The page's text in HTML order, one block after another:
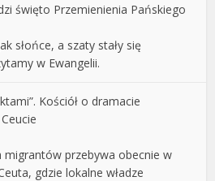
święto Przemienienia Pańskiego
słońce, a szaty stały się
w Ewangelii.
Kościół o dramacie
migrantów przebywa obecnie w
gdzie lokalne władze